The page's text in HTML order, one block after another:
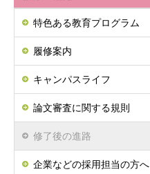
特色ある教育プログラム
履修案内
キャンパスライフ
論文審査に関する規則
修了後の進路
企業などの採用担当の方へ